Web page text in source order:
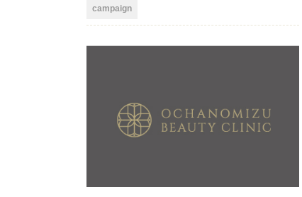
campaign